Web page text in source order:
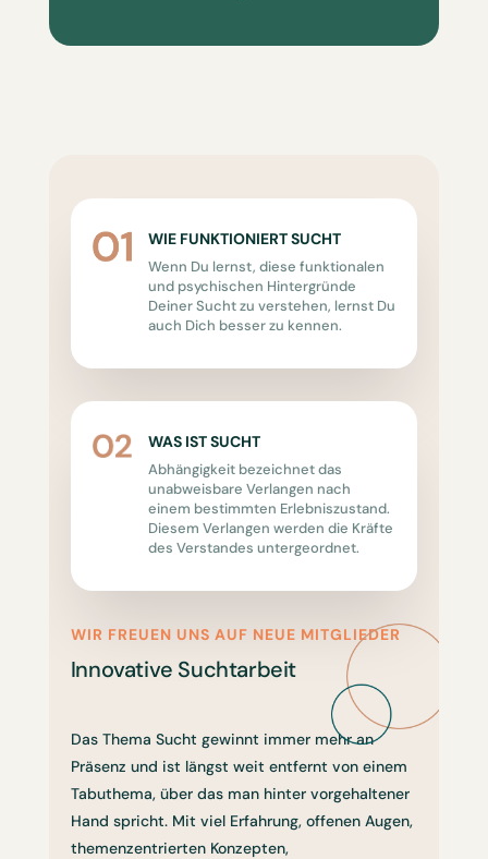
WIE FUNKTIONIERT SUCHT
Wenn Du lernst, diese funktionalen
und psychischen Hintergründe
Deiner Sucht zu verstehen, lernst Du
auch Dich besser zu kennen.
WAS IST SUCHT
Abhängigkeit bezeichnet das
unabweisbare Verlangen nach
einem bestimmten Erlebniszustand.
Diesem Verlangen werden die Kräfte
des Verstandes untergeordnet.
WIR FREUEN UNS AUF NEUE MITGLIEDER
Innovative Suchtarbeit
Das Thema Sucht gewinnt immer mehr an
Präsenz und ist längst weit entfernt von einem
Tabuthema, über das man hinter vorgehaltener
Hand spricht. Mit viel Erfahrung, offenen Augen,
themenzentrierten Konzepten,